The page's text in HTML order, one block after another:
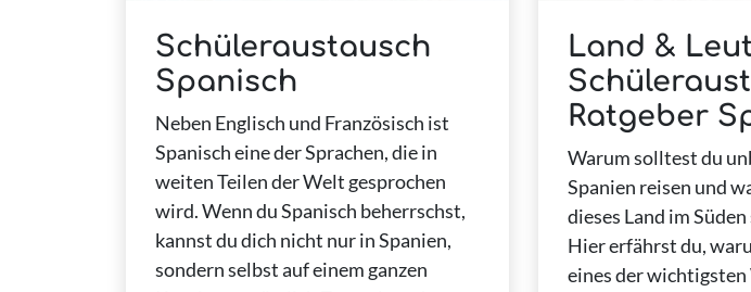
Schüleraustausch
Spanisch
Neben Englisch und Französisch ist
Spanisch eine der Sprachen, die in
weiten Teilen der Welt gesprochen
wird. Wenn du Spanisch beherrschst,
kannst du dich nicht nur in Spanien,
sondern selbst auf einem ganzen
Land &
Ratgeber
Warum solltest du
Spanien reisen und
dieses Land im
Hier erfährst du,
eines der